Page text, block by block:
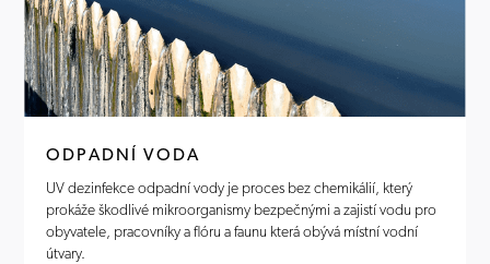
ODPADNÍ VODA
UV dezinfekce odpadní vody je proces bez chemikálií, který
prokáže škodlivé mikroorganismy bezpečnými a zajistí vodu pro
obyvatele, pracovníky a flóru a faunu která obývá místní vodní
útvary.